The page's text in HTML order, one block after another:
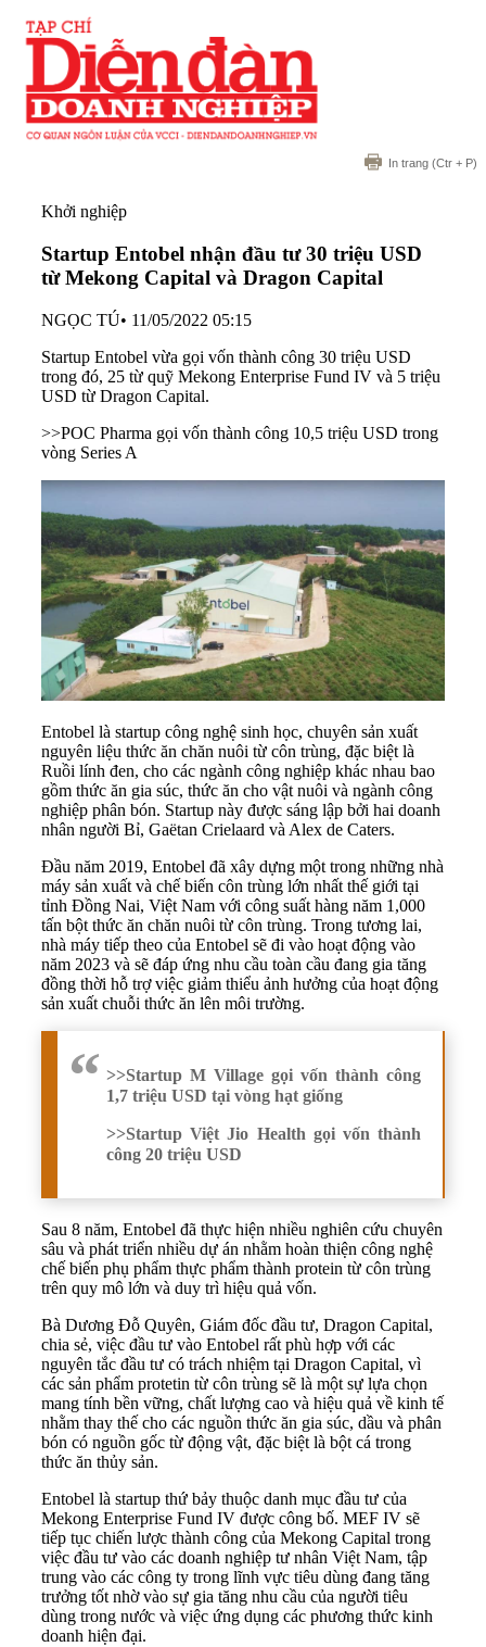
In trang (Ctr + P)
Khởi nghiệp
Startup Entobel nhận đầu tư 30 triệu USD
từ Mekong Capital và Dragon Capital
NGỌC TÚ• 11/05/2022 05:15
Startup Entobel vừa gọi vốn thành công 30 triệu USD
trong đó, 25 từ quỹ Mekong Enterprise Fund IV và 5 triệu
USD từ Dragon Capital.
>>POC Pharma gọi vốn thành công 10,5 triệu USD trong
vòng Series A
Entobel là startup công nghệ sinh học, chuyên sản xuất
nguyên liệu thức ăn chăn nuôi từ côn trùng, đặc biệt là
Ruồi lính đen, cho các ngành công nghiệp khác nhau bao
gồm thức ăn gia súc, thức ăn cho vật nuôi và ngành công
nghiệp phân bón. Startup này được sáng lập bởi hai doanh
nhân người Bỉ, Gaëtan Crielaard và Alex de Caters.
Đầu năm 2019, Entobel đã xây dựng một trong những nhà
máy sản xuất và chế biến côn trùng lớn nhất thế giới tại
tỉnh Đồng Nai, Việt Nam với công suất hàng năm 1,000
tấn bột thức ăn chăn nuôi từ côn trùng. Trong tương lai,
nhà máy tiếp theo của Entobel sẽ đi vào hoạt động vào
năm 2023 và sẽ đáp ứng nhu cầu toàn cầu đang gia tăng
đồng thời hỗ trợ việc giảm thiểu ảnh hưởng của hoạt động
sản xuất chuỗi thức ăn lên môi trường.
>>Startup M Village gọi vốn thành công
1,7 triệu USD tại vòng hạt giống
>>Startup Việt Jio Health gọi vốn thành
công 20 triệu USD
Sau 8 năm, Entobel đã thực hiện nhiều nghiên cứu chuyên
sâu và phát triển nhiều dự án nhằm hoàn thiện công nghệ
chế biến phụ phẩm thực phẩm thành protein từ côn trùng
trên quy mô lớn và duy trì hiệu quả vốn.
Bà Dương Đỗ Quyên, Giám đốc đầu tư, Dragon Capital,
chia sẻ, việc đầu tư vào Entobel rất phù hợp với các
nguyên tắc đầu tư có trách nhiệm tại Dragon Capital, vì
các sản phẩm protetin từ côn trùng sẽ là một sự lựa chọn
mang tính bền vững, chất lượng cao và hiệu quả về kinh tế
nhằm thay thế cho các nguồn thức ăn gia súc, dầu và phân
bón có nguồn gốc từ động vật, đặc biệt là bột cá trong
thức ăn thủy sản.
Entobel là startup thứ bảy thuộc danh mục đầu tư của
Mekong Enterprise Fund IV được công bố. MEF IV sẽ
tiếp tục chiến lược thành công của Mekong Capital trong
việc đầu tư vào các doanh nghiệp tư nhân Việt Nam, tập
trung vào các công ty trong lĩnh vực tiêu dùng đang tăng
trưởng tốt nhờ vào sự gia tăng nhu cầu của người tiêu
dùng trong nước và việc ứng dụng các phương thức kinh
doanh hiện đại.